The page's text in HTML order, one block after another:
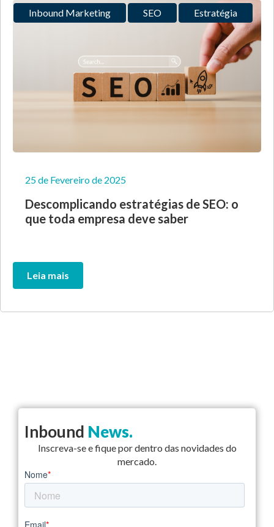
Inbound Marketing SEO Estratégia
25 de Fevereiro de 2025
Descomplicando estratégias de SEO: o
que toda empresa deve saber
Leia mais
Inbound News.
Inscreva-se e fique por dentro das novidades do
mercado.